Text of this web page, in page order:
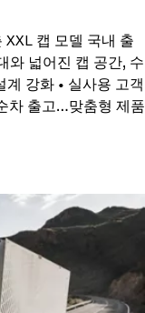
XXL 캡 모델 국내 출
와 넓어진 캡 공간, 수
강화 • 실사용 고객
차 출고…맞춤형 제품